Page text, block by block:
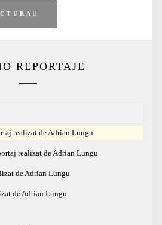
REPORTAJE
realizat de Adrian Lungu
realizat de Adrian Lungu
de Adrian Lungu
de Adrian Lungu